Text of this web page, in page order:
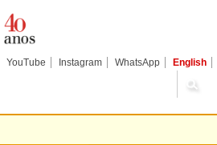
YouTube Instagram WhatsApp English